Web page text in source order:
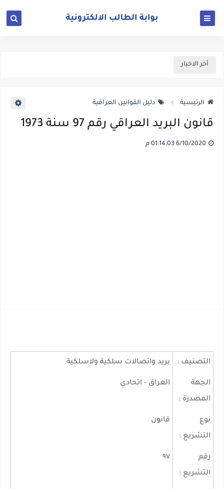
أخر الاخبار
الرئيسية دليل القوانين العراقية
قانون البريد العراقي رقم 97 سنة 1973
التصنيف : بريد واتصالات سلكية ولاسلكية
الجهة
المصدرة :
العراق - اتحادي
نوع
التشريع :
قانون
رقم
التشريع :
٩٧